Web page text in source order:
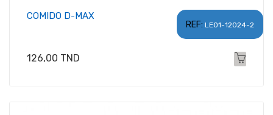
REF: LE01-12024-2
COMIDO D-MAX
Prix
126,00 TND